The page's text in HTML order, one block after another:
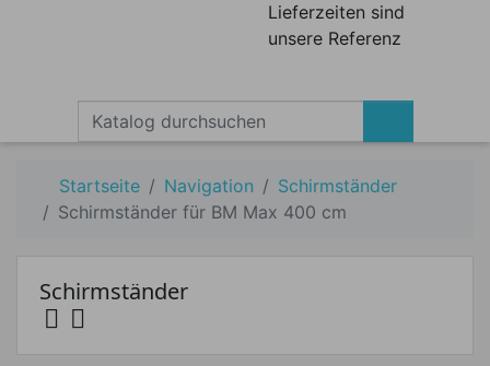
Lieferzeiten sind
unsere Referenz
Startseite Navigation
Schirmständer
Schirmständer für BM Max 400 cm
Schirmständer
 